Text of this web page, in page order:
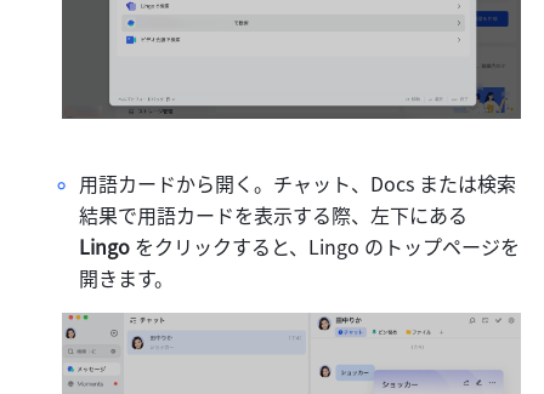
用語カードから開く。チャット、Docs または検索
Lingo をクリックすると、Lingo のトップページを
開きます。